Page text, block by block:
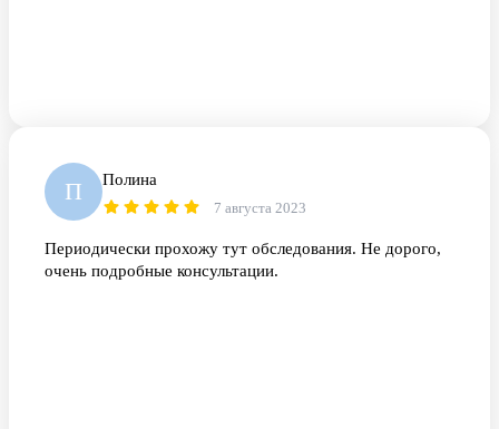
П Полина
7 августа 2023
Периодически прохожу тут обследования. Не дорого,
очень подробные консультации.